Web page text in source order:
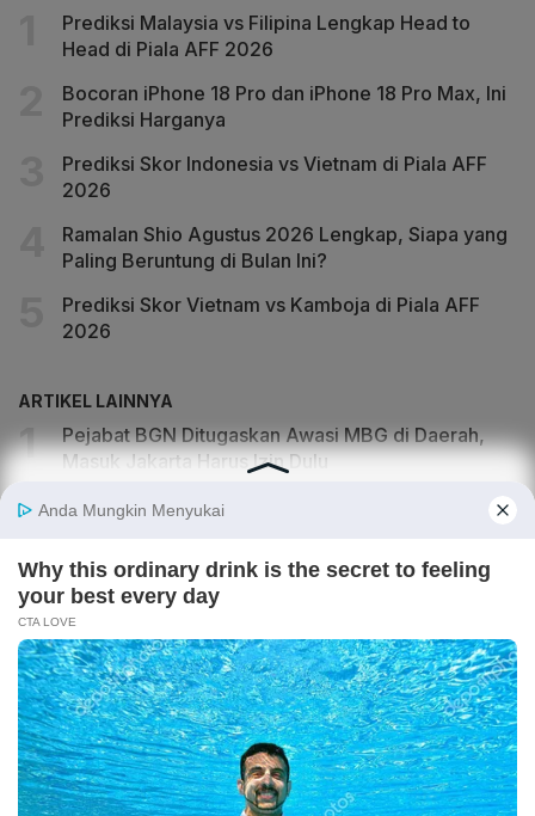
Prediksi Malaysia vs Filipina Lengkap Head to
Head di Piala AFF 2026
Bocoran iPhone 18 Pro dan iPhone 18 Pro Max, Ini
Prediksi Harganya
Prediksi Skor Indonesia vs Vietnam di Piala AFF
2026
Ramalan Shio Agustus 2026 Lengkap, Siapa yang
Paling Beruntung di Bulan Ini?
Prediksi Skor Vietnam vs Kamboja di Piala AFF
2026
ARTIKEL LAINNYA
Pejabat BGN Ditugaskan Awasi MBG di Daerah,
Masuk Jakarta Harus Izin Dulu
Indonesia Gagal ke Semifinal Piala AFF 2026,
Wakil Menteri Perang AS Akan Berkunjung ke
Indonesia
Lender Dana Syariah Indonesia Rugi Rp 2,4 Triliun,
Aset Rp 425 Miliar Disita
Bank Jakarta Perkuat Fondasi Transformasi
Berkelanjutan